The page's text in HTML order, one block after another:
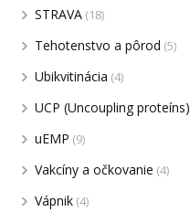
STRAVA (18)
Tehotenstvo a pôrod (5)
Ubikvitinácia (4)
UCP (Uncoupling proteíns)
uEMP (9)
Vakcíny a očkovanie (4)
Vápnik (4)